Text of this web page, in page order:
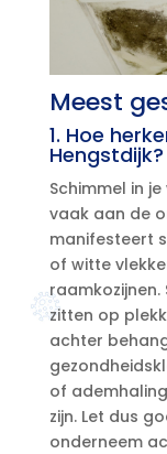
Meest
1.​ Hoe
Hengstdijk?
Schimmel in
vaak aan de
manifesteert
of witte
zitten op
achter
of
zijn.​ Let dus
onderneem